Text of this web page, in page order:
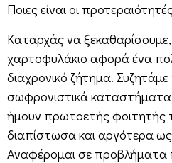
Ποιες είναι οι
Καταρχάς να ξεκαθαρίσουμε,
χαρτοφυλάκιο αφορά ένα
διαχρονικό ζήτημα.
σωφρονιστικά
ήμουν πρωτοετής φοιτητής
διαπίστωσα και αργότερα
Αναφέρομαι σε